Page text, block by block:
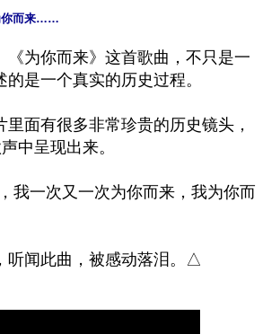
你而来……
《为你而来》这首歌曲，不只是一
是一个真实的历史过程。
里面有很多非常珍贵的历史镜头，
中呈现出来。
我一次又一次为你而来，我为你而